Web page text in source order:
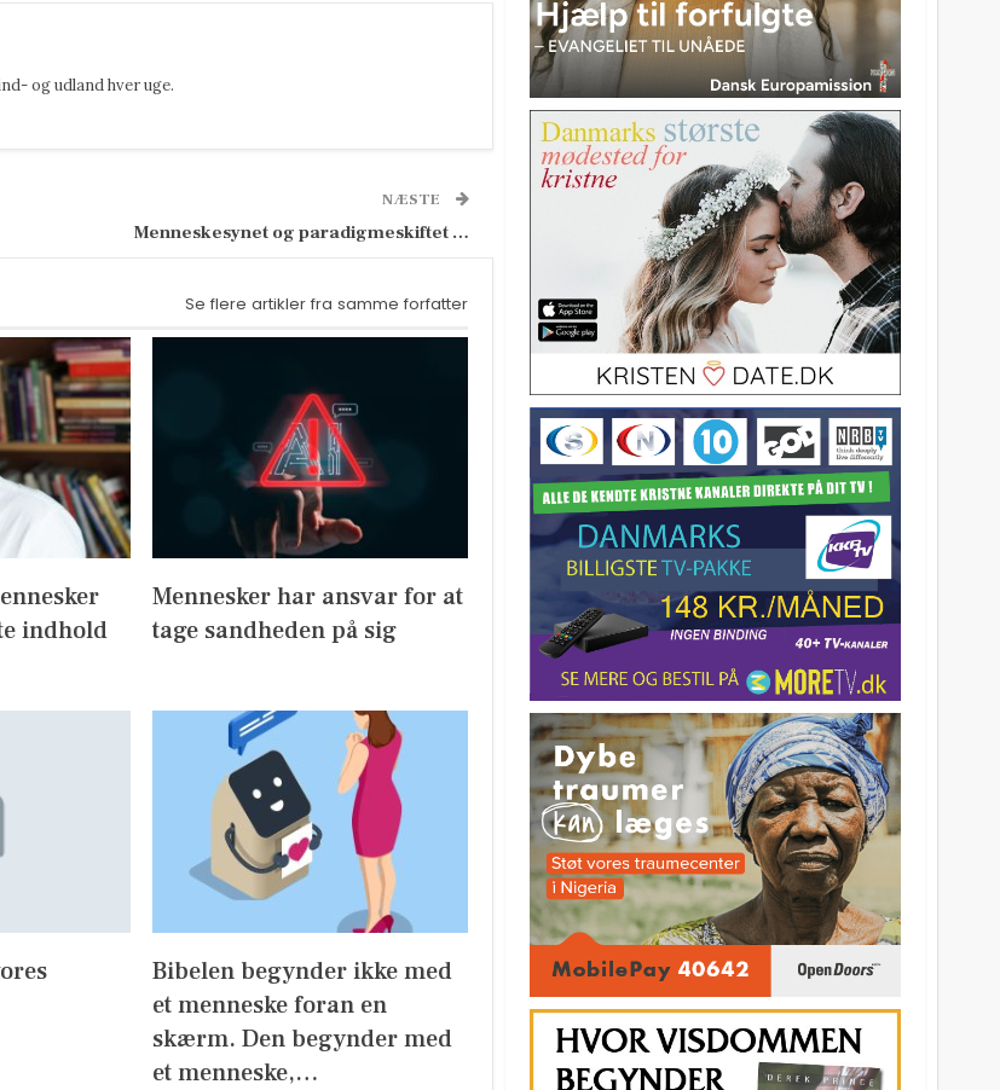
og udland hver uge.
NÆSTE
Menneskesynet og paradigmeskiftet …
Se flere artikler fra samme forfatter
indhold
Mennesker har ansvar for at
tage sandheden på sig
Bibelen begynder ikke med
et menneske foran en
skærm. Den begynder med
et menneske,…